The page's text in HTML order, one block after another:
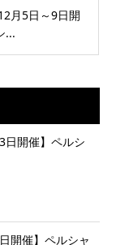
月5日～9日開
...
日開催】ペルシ
開催】ペルシャ